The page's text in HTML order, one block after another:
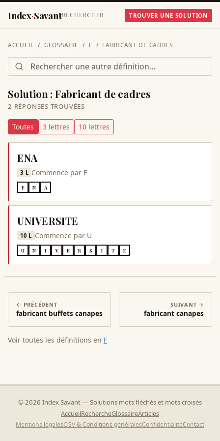
Index·SavantRECHERCHER TROUVER UNE SOLUTION
ACCUEIL GLOSSAIRE F FABRICANT DE CADRES
Solution : Fabricant de cadres
2 RÉPONSES TROUVÉES
Toutes 3 lettres 10 lettres
ENA
3 L Commence par E
E N A
UNIVERSITE
10 L Commence par U
U N I V E R S I T E
← PRÉCÉDENT
fabricant buffets canapes
SUIVANT →
fabricant canapes
Voir toutes les définitions en F
©2026 Index Savant — Solutions mots fléchés et mots croisés
AccueilRechercheGlossaireArticles
Mentions légalesCGV & Conditions généralesConfidentialitéContact